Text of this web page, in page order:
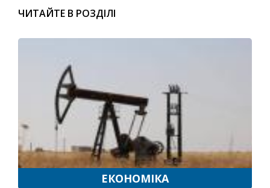
ЧИТАЙТЕ В РОЗДІЛІ
ЕКОНОМІКА